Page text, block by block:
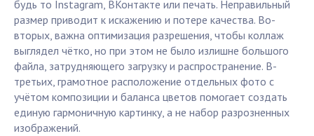
будь то Instagram, ВКонтакте или печать. Неправильный
размер приводит к искажению и потере качества. Во-
вторых, важна оптимизация разрешения, чтобы коллаж
выглядел чётко, но при этом не было излишне большого
файла, затрудняющего загрузку и распространение. В-
третьих, грамотное расположение отдельных фото с
учётом композиции и баланса цветов помогает создать
единую гармоничную картинку, а не набор разрозненных
изображений.